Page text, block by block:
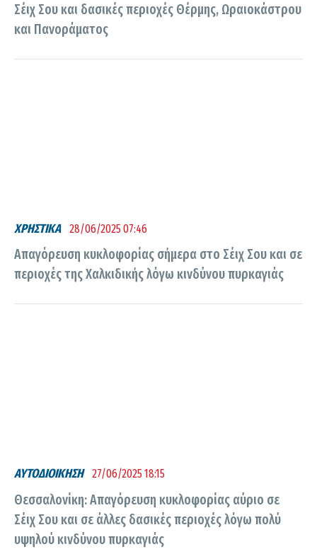
Σέιχ Σου και δασικές περιοχές Θέρμης, Ωραιοκάστρου
και Πανοράματος
ΧΡΗΣΤΙΚΑ 28/06/2025 07:46
Απαγόρευση κυκλοφορίας σήμερα στο Σέιχ Σου και σε
περιοχές της Χαλκιδικής λόγω κινδύνου πυρκαγιάς
ΑΥΤΟΔΙΟΙΚΗΣΗ 27/06/2025 18:15
Θεσσαλονίκη: Απαγόρευση κυκλοφορίας αύριο σε
Σέιχ Σου και σε άλλες δασικές περιοχές λόγω πολύ
υψηλού κινδύνου πυρκαγιάς